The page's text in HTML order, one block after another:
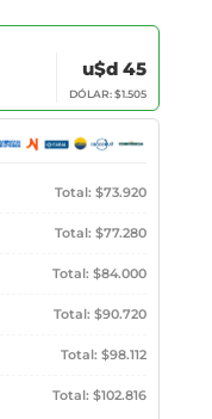
u$d 45
DÓLAR: $1.505
Total: $73.920
Total: $77.280
Total: $84.000
Total: $90.720
Total: $98.112
Total: $102.816